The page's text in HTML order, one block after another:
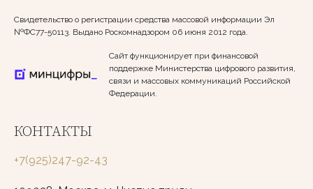
Свидетельство о регистрации средства массовой информации Эл
№ФС77-50113. Выдано Роскомнадзором 06 июня 2012 года.
Сайт функционирует при финансовой
поддержке Министерства цифрового развития,
связи и массовых коммуникаций Российской
Федерации.
КОНТАКТЫ
+7(925)247-92-43